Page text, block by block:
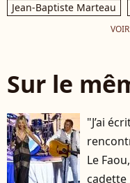
Jean-Baptiste Marteau
Sur le
"J’ai
Le
cadette